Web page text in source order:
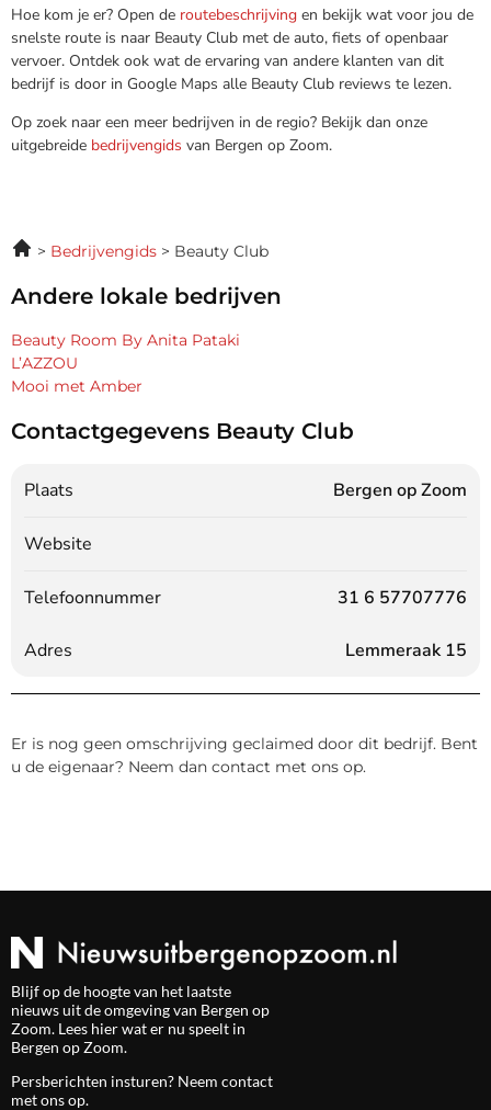
Hoe kom je er? Open de routebeschrijving en bekijk wat voor jou de
snelste route is naar Beauty Club met de auto, fiets of openbaar
vervoer. Ontdek ook wat de ervaring van andere klanten van dit
bedrijf is door in Google Maps alle Beauty Club reviews te lezen.
Op zoek naar een meer bedrijven in de regio? Bekijk dan onze
uitgebreide bedrijvengids van Bergen op Zoom.
Bedrijvengids Beauty Club
Andere lokale bedrijven
Beauty Room By Anita Pataki
L’AZZOU
Mooi met Amber
Contactgegevens Beauty Club
Plaats Bergen op Zoom
Website
Telefoonnummer 31 6 57707776
Adres Lemmeraak 15
Er is nog geen omschrijving geclaimed door dit bedrijf. Bent
u de eigenaar? Neem dan contact met ons op.
Blijf op de hoogte van het laatste
nieuws uit de omgeving van Bergen op
Zoom. Lees hier wat er nu speelt in
Bergen op Zoom.
Persberichten insturen? Neem contact
met ons op.